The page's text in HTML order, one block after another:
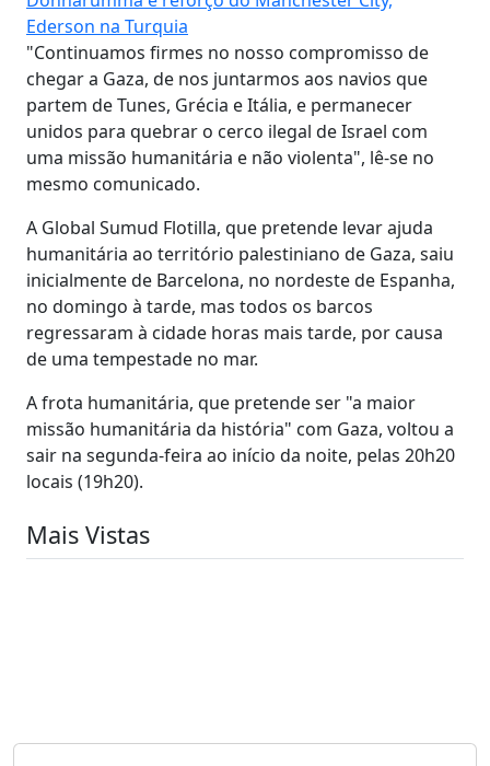
Ederson na Turquia
"Continuamos firmes no nosso compromisso de
chegar a Gaza, de nos juntarmos aos navios que
partem de Tunes, Grécia e Itália, e permanecer
unidos para quebrar o cerco ilegal de Israel com
uma missão humanitária e não violenta", lê-se no
mesmo comunicado.
A Global Sumud Flotilla, que pretende levar ajuda
humanitária ao território palestiniano de Gaza, saiu
inicialmente de Barcelona, no nordeste de Espanha,
no domingo à tarde, mas todos os barcos
regressaram à cidade horas mais tarde, por causa
de uma tempestade no mar.
A frota humanitária, que pretende ser "a maior
missão humanitária da história" com Gaza, voltou a
sair na segunda-feira ao início da noite, pelas 20h20
locais (19h20).
Mais Vistas